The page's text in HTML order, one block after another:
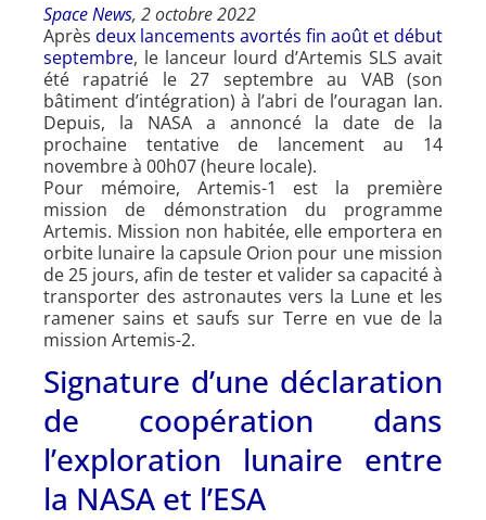
Space News, 2 octobre 2022
Après deux lancements avortés fin août et début
septembre, le lanceur lourd d’Artemis SLS avait
été rapatrié le 27 septembre au VAB (son
bâtiment d’intégration) à l’abri de l’ouragan Ian.
Depuis, la NASA a annoncé la date de la
prochaine tentative de lancement au 14
novembre à 00h07 (heure locale).
Pour mémoire, Artemis-1 est la première
mission de démonstration du programme
Artemis. Mission non habitée, elle emportera en
orbite lunaire la capsule Orion pour une mission
de 25 jours, afin de tester et valider sa capacité à
transporter des astronautes vers la Lune et les
ramener sains et saufs sur Terre en vue de la
mission Artemis-2.
Signature d’une déclaration
de coopération dans
l’exploration lunaire entre
la NASA et l’ESA